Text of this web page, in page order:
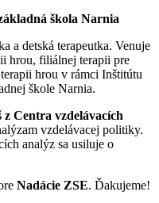
škola Narnia
a detská terapeutka. Venuje
hrou, filiálnej terapii pre
hrou v rámci Inštitútu
škole Narnia.
Centra vzdelávacích
vzdelávacej politiky.
analýz sa usiluje o
Nadácie ZSE. Ďakujeme!